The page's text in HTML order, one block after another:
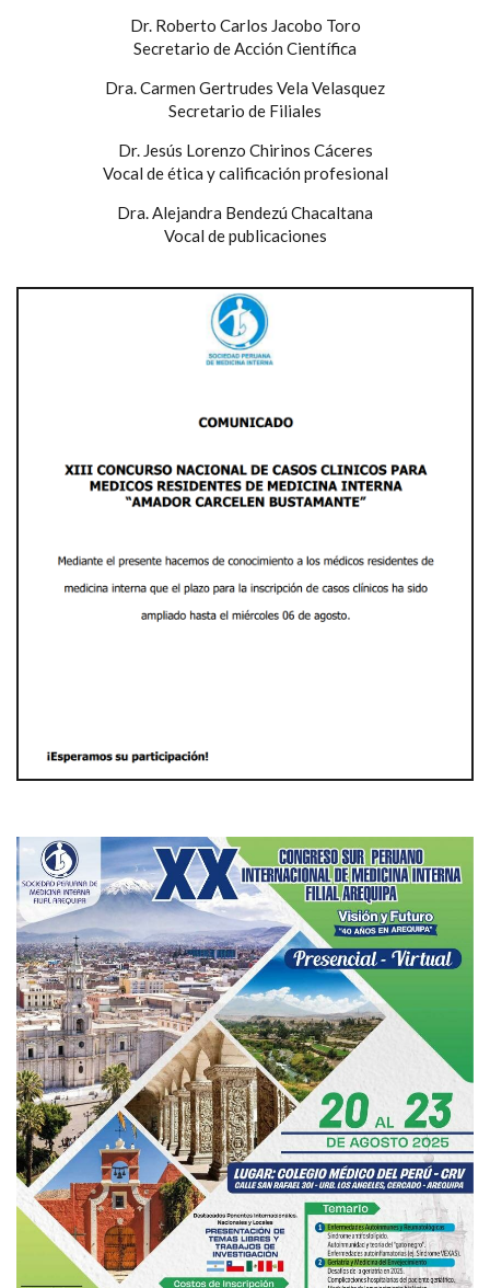
Dr. Roberto Carlos Jacobo Toro
Secretario de Acción Científica
Dra. Carmen Gertrudes Vela Velasquez
Secretario de Filiales
Dr. Jesús Lorenzo Chirinos Cáceres
Vocal de ética y calificación profesional
Dra. Alejandra Bendezú Chacaltana
Vocal de publicaciones